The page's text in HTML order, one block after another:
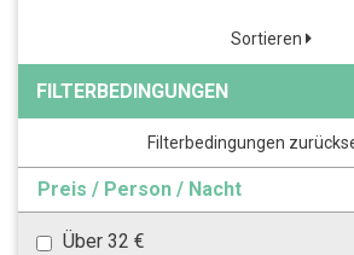
Sortieren
FILTERBEDINGUNGEN
Filterbedingungen
Preis / Person / Nacht
Über 32 €